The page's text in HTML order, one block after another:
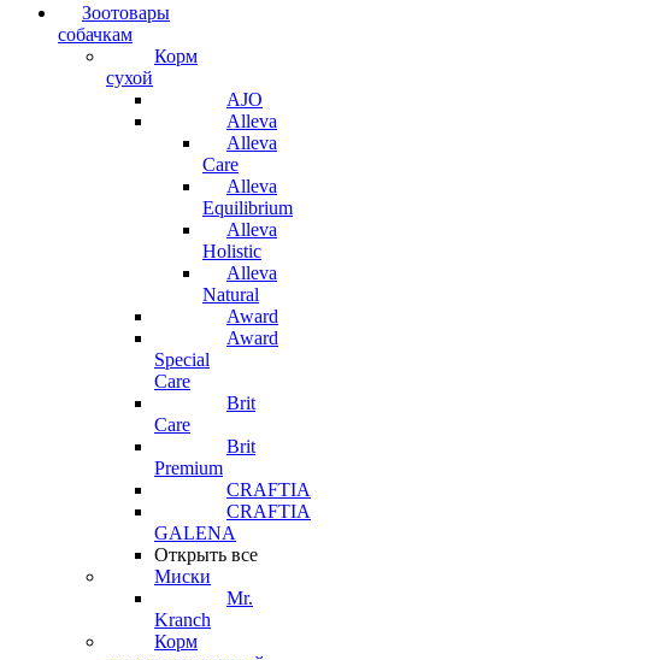
Зоотовары
собачкам
Корм
сухой
AJO
Alleva
Alleva
Care
Alleva
Equilibrium
Alleva
Holistic
Alleva
Natural
Award
Award
Special
Care
Brit
Care
Brit
Premium
CRAFTIA
CRAFTIA
GALENA
Открыть все
Миски
Mr.
Kranch
Корм